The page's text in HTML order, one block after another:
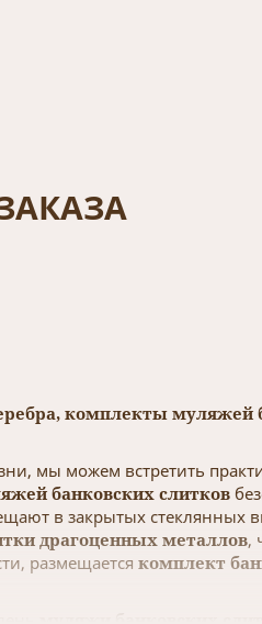
комплекты муляжей
мы можем встретить
банковских слитков
в закрытых стеклянных
драгоценных металлов,
размещается комплект